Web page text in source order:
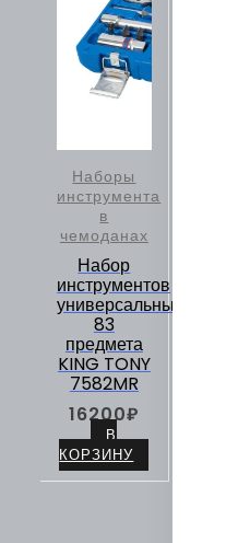
Наборы
инструмента
в
чемоданах
Набор
инструментов
универсальный,
83
предмета
KING TONY
7582MR
16200₽
В
КОРЗИНУ